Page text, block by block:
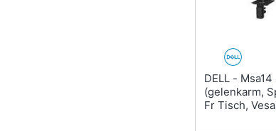
DELL - Msa14 - Befestigungskit
(gelenkarm,
Fr Tisch,